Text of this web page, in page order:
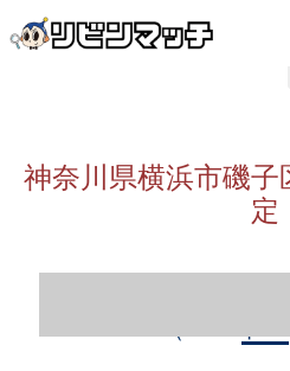
神奈川県横浜市磯
定